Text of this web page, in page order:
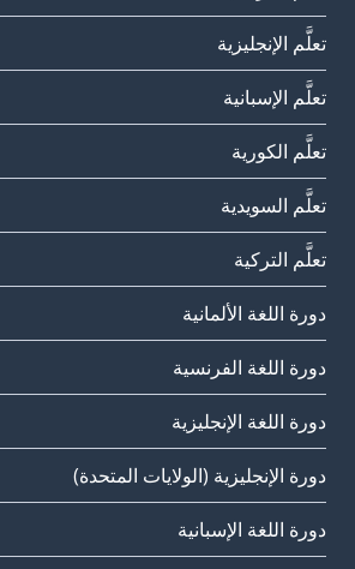
تعلَّم الإنجليزية
تعلَّم الإسبانية
تعلَّم الكورية
تعلَّم السويدية
تعلَّم التركية
دورة اللغة الألمانية
دورة اللغة الفرنسية
دورة اللغة الإنجليزية
دورة الإنجليزية (الولايات المتحدة)
دورة اللغة الإسبانية